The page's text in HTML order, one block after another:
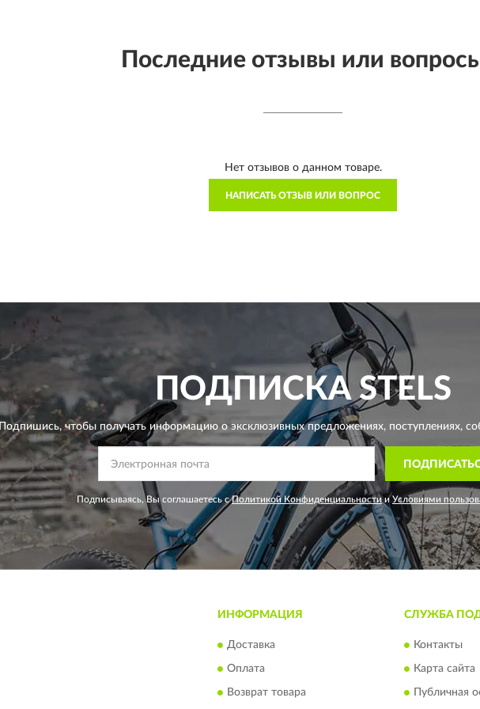
Последние отзывы или
Нет отзывов о данном товаре.
НАПИСАТЬ ОТЗЫВ ИЛИ ВОПРОС
ПОДПИСКАSTELS
Подпишись, чтобы получать информацию о эксклюзивных предложениях,поступлениях,
Подписываясь, Вы соглашаетесь сПолитикой Конфиденциальности иУсловиями
ИНФОРМАЦИЯ
Доставка
Оплата
Возврат товара
СЛУЖБА
Контакты
Карта сайта
Публичная